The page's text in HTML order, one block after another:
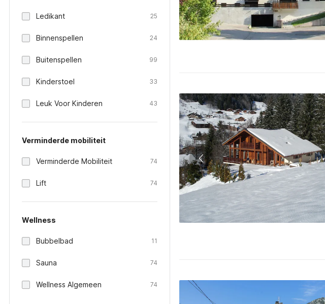
Ledikant 25
Binnenspellen 24
Buitenspellen 99
Kinderstoel 33
Leuk Voor Kinderen 43
Verminderde mobiliteit
Verminderde Mobiliteit 74
Lift 74
Wellness
Bubbelbad 11
Sauna 74
Wellness Algemeen 74